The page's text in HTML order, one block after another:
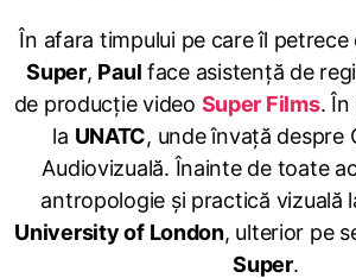
În afara timpului pe care îl
Super, Paul face asistență de
de producție video Super Films. În
la UNATC, unde învață despre
Audiovizuală. Înainte de toate
antropologie și practică vizuală
University of London, ulterior pe
Super.